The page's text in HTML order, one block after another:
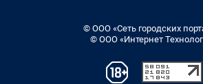
© ООО «Сеть городских
© ООО «Интернет